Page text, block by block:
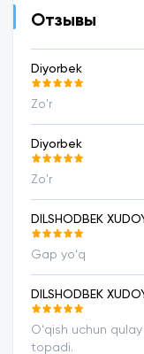
Отзывы
Diyorbek
Zo'r
Diyorbek
Zo'r
DILSHODBEK
Gap yoʻq
DILSHODBEK
Oʻqish uchun
topadi.